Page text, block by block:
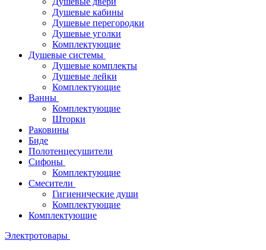
Душевые кабины
Душевые перегородки
Душевые уголки
Комплектующие
Душевые системы
Душевые комплекты
Душевые лейки
Комплектующие
Ванны
Комплектующие
Шторки
Раковины
Биде
Полотенцесушители
Сифоны
Комплектующие
Смесители
Гигиенические души
Комплектующие
Комплектующие
Электротовары